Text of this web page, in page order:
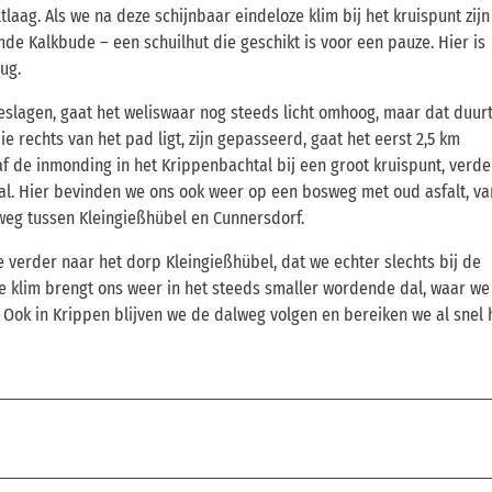
Als we na deze schijnbaar eindeloze klim bij het kruispunt zijn
Kalkbude – een schuilhut die geschikt is voor een pauze. Hier is
gaat het weliswaar nog steeds licht omhoog, maar dat
rechts van het pad ligt, zijn gepasseerd, gaat het eerst 2,5 km
de inmonding in het Krippenbachtal bij een groot kruispunt,
bevinden we ons ook weer op een bosweg met oud asfalt,
tussen Kleingießhübel en Cunnersdorf.
naar het dorp Kleingießhübel, dat we echter slechts bij de
brengt ons weer in het steeds smaller wordende dal, waar
in Krippen blijven we de dalweg volgen en bereiken we al snel